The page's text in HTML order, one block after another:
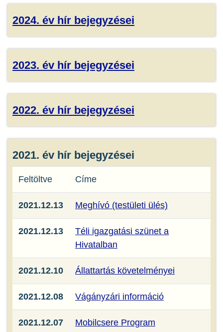
2024. év hír bejegyzései
2023. év hír bejegyzései
2022. év hír bejegyzései
2021. év hír bejegyzései
Feltöltve Címe
2021.12.13 Meghívó (testületi ülés)
2021.12.13
Téli igazgatási szünet a
Hivatalban
2021.12.10 Állattartás követelményei
2021.12.08 Vágányzári információ
2021.12.07 Mobilcsere Program